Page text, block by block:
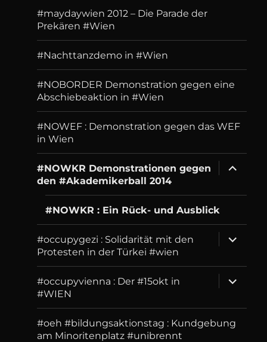
#maydaywien 2012 – Die Parade der
Prekären #Wien
#Nachttanzdemo in #Wien
#NOBORDER Demonstration gegen eine
Abschiebeaktion in #Wien
#NOWEF : Demonstration gegen das WEF
in Wien
#NOWKR Demonstrationen gegen
den #Akademikerball 2014
expand
child
#NOWKR : Ein Rück- und Ausblick
#occupygezi : Solidarität mit den
Protesten in der Türkei #wien
expand
child
#occupyvienna : Der #15okt in
#WIEN
expand
child
#oeh #bildungsaktionstag : Kundgebung
am Minoritenplatz #unibrennt